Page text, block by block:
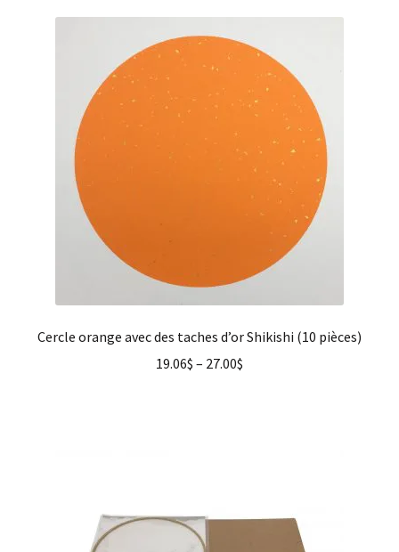
Cercle orange avec des taches d’or Shikishi (10 pièces)
19.06$ – 27.00$